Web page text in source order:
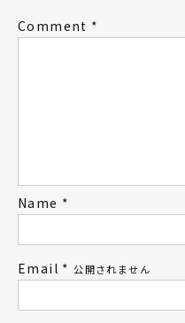
Comment *
Name *
Email * 公開されません